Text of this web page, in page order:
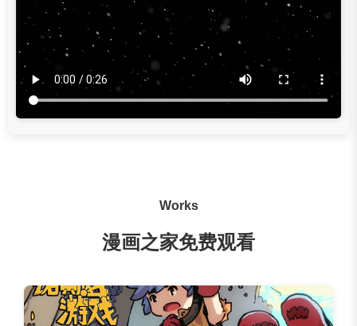
Works
漫画之家免费观看